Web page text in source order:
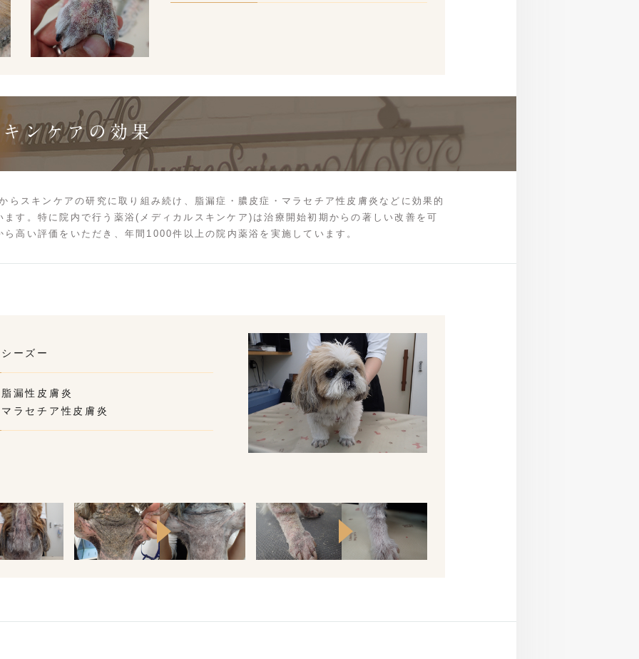
ンケアの効果
らスキンケアの研究に取り組み続け、脂漏症・膿皮症・マラセチア性皮膚炎などに効果的
ます。特に院内で行う薬浴(メディカルスキンケア)は治療開始初期からの著しい改善を可
高い評価をいただき、年間1000件以上の院内薬浴を実施しています。
シーズー
脂漏性皮膚炎
マラセチア性皮膚炎